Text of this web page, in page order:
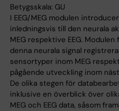
Betygsskala: GU
I EEG/MEG modulen
inledningsvis till den neurala
MEG respektive EEG.
denna neurala signal
sensortyper inom MEG
pågående utveckling inom
De olika stegen för
inklusive en överblick över
MEG och EEG data, såsom